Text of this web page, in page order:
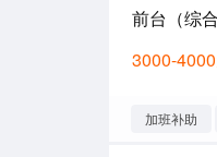
前台（综
3000-
加班补助